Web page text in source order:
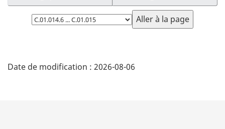
Choisissez
la
é
Date de modification : 2026-08-06